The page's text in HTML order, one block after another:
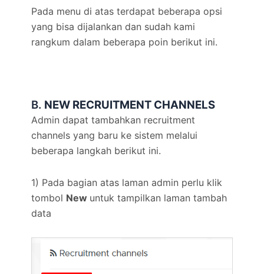
Pada menu di atas terdapat beberapa opsi
yang bisa dijalankan dan sudah kami
rangkum dalam beberapa poin berikut ini.
B. NEW RECRUITMENT CHANNELS
Admin dapat tambahkan recruitment
channels yang baru ke sistem melalui
beberapa langkah berikut ini.
1) Pada bagian atas laman admin perlu klik
tombol New untuk tampilkan laman tambah
data